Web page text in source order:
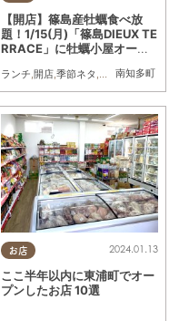
南知多町
【開店】篠島産牡蠣食べ放
題！1/15(月)「篠島DIEUX TE
RRACE」に牡蠣小屋オープ
ランチ,開店,季節ネタ ,牡蠣
お店 2024.01.13
ここ半年以内に東浦町でオー
プンしたお店 10選